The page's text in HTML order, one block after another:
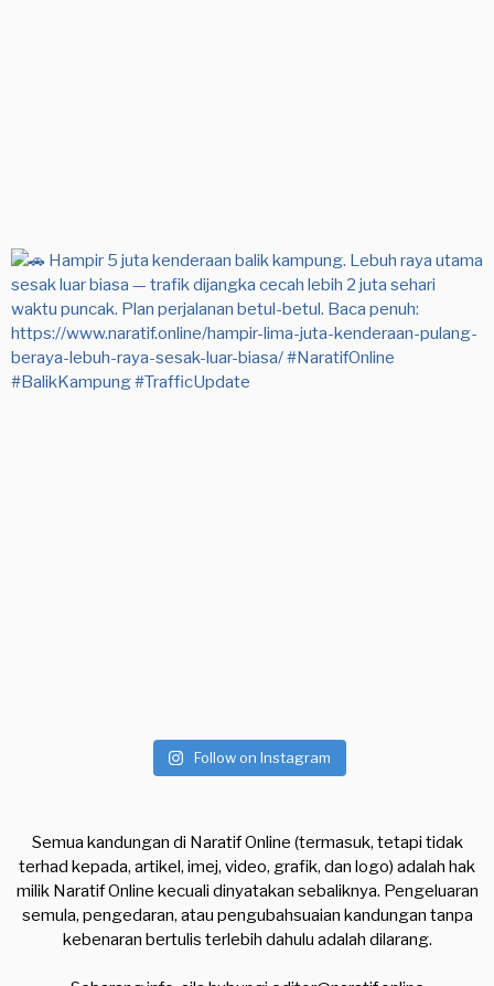
Follow on Instagram
Semua kandungan di Naratif Online (termasuk, tetapi tidak
terhad kepada, artikel, imej, video, grafik, dan logo) adalah hak
milik Naratif Online kecuali dinyatakan sebaliknya. Pengeluaran
semula, pengedaran, atau pengubahsuaian kandungan tanpa
kebenaran bertulis terlebih dahulu adalah dilarang.